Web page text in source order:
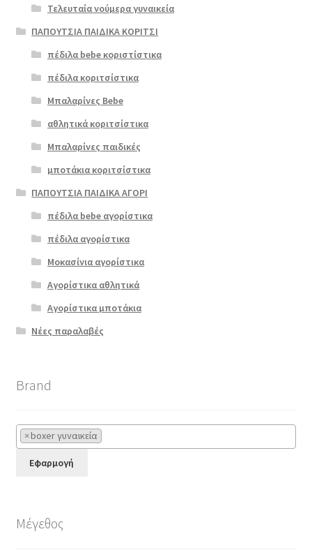
Τελευταία νούμερα γυναικεία
ΠΑΠΟΥΤΣΙΑ ΠΑΙΔΙΚΑ ΚΟΡΙΤΣΙ
πέδιλα bebe κοριστίστικα
πέδιλα κοριτσίστικα
Μπαλαρίνες Bebe
αθλητικά κοριτσίστικα
Μπαλαρίνες παιδικές
μποτάκια κοριτσίστικα
ΠΑΠΟΥΤΣΙΑ ΠΑΙΔΙΚΑ ΑΓΟΡΙ
πέδιλα bebe αγορίστικα
πέδιλα αγορίστικα
Μοκασίνια αγορίστικα
Αγορίστικα αθλητικά
Αγορίστικα μποτάκια
Νέες παραλαβές
Brand
×boxer γυναικεία
Εφαρμογή
Μέγεθος